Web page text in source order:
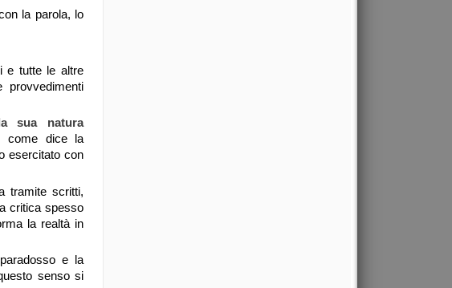
la parola, lo
e tutte le altre
sua natura
come dice la
esercitato con
tramite scritti,
critica spesso
la realtà in
e la
senso si